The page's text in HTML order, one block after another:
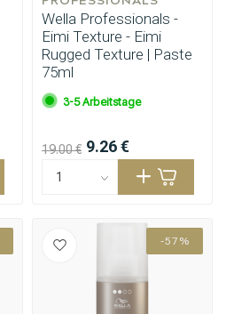
Wella Professionals -
Eimi Texture - Eimi
Rugged Texture | Paste
75ml
3-5 Arbeitstage
19.00 € 9.26 €
-57%